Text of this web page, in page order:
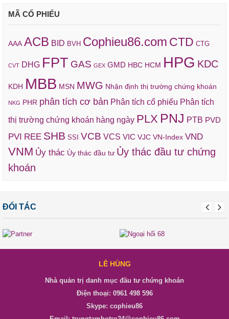
MÃ CỔ PHIẾU
AAA ACB BID BVH Cophieu86.com CTD CTG
CVT DHG FPT GAS GEX GMD HBC HCM HPG KDC
KDH MBB MSN MWG Nhận định thị trường chứng khoán
NKG PHR phân tích cơ bản Phân tích cổ phiếu Phân tích
thị trường chứng khoán hàng ngày PLX PNJ PTB PVD
PVI REE SHB SSI VCB VCS VIC VJC VN-Index VND
VNM Ủy thác Ủy thác đầu tư Ủy thác đầu tư chứng
khoán
ĐỐI TÁC
LÊ HÙNG
Nhà quản trị danh mục đầu tư chứng khoán
Điện thoại: 0961 498 596
Skype: cophieu86